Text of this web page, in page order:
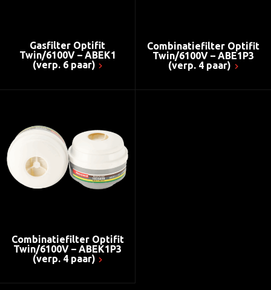
Gasfilter Optifit
Twin/6100V – ABEK1
(verp. 6 paar)
Combinatiefilter Optifit
Twin/6100V – ABE1P3
(verp. 4 paar)
Combinatiefilter Optifit
Twin/6100V – ABEK1P3
(verp. 4 paar)